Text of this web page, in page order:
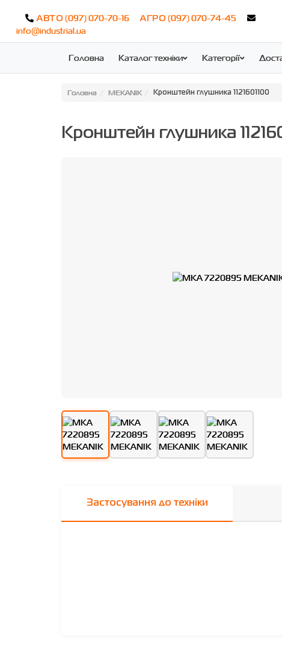
АВТО (097) 070-70-16 АГРО (097) 070-74-45
info@industrial.ua
Головна Каталог техніки Категорії
Головна MEKANIK Кронштейн глушника 1121601100
Кронштейн глушника
Застосування до техніки